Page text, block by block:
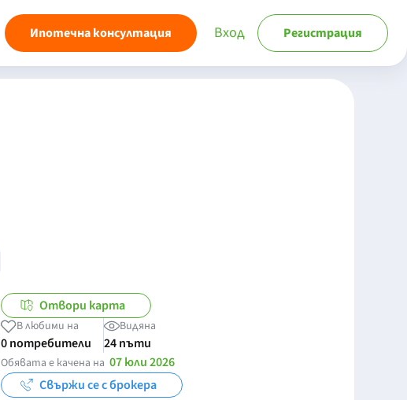
Ипотечна консултация Вход Регистрация
Отвори карта
В любими на
0 потребители
Видяна
24 пъти
Обявата е качена на 07 юли 2026
Свържи се с брокера